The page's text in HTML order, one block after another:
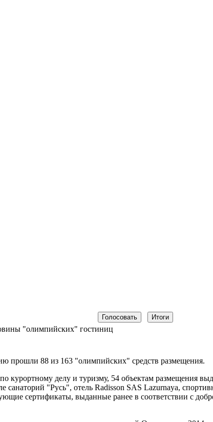
"олимпийских" гостиниц
прошли 88 из 163 "олимпийских" средств размещения.
курортному делу и туризму, 54 объектам размещения
санаторий "Русь", отель Radisson SAS Lazurnaya,
сертификаты, выданные ранее в соответствии с